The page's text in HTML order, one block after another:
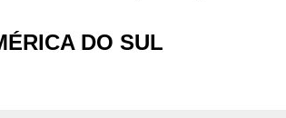
DO SUL